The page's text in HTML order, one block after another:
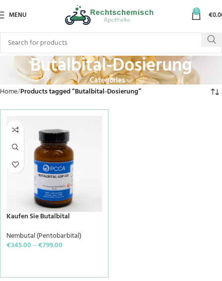
MENU 0 €
Butalbital-Dosierung
Categories
Home Products tagged “Butalbital-Dosierung”
Kaufen Sie Butalbital
Nembutal (Pentobarbital)
€345.00–€799.00